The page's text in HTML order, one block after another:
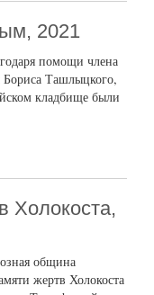
2021
помощи члена
Бориса Ташлыцкого,
кладбище были
Холокоста,
община
жертв Холокоста